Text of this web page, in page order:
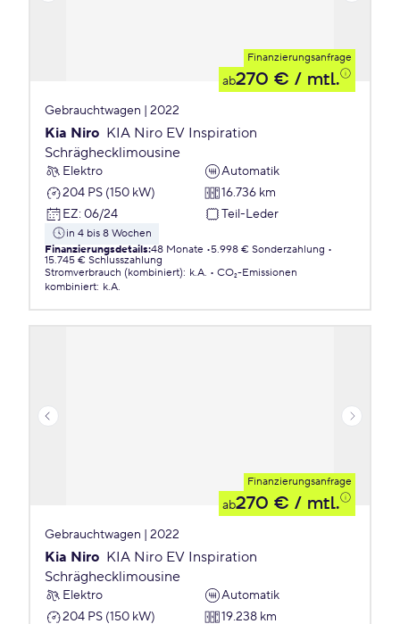
Finanzierungsanfrage
ab270 € / mtl.
Gebrauchtwagen | 2022
Kia Niro KIA Niro EV Inspiration
Schräghecklimousine
Elektro
Automatik
204 PS (150 kW)
16.736 km
EZ: 06/24 Teil-Leder
in 4 bis 8 Wochen
Finanzierungsdetails:48 Monate 5.998 € Sonderzahlung
15.745 € Schlusszahlung
Stromverbrauch (kombiniert): k.A.
CO₂-Emissionen
kombiniert: k.A.
Finanzierungsanfrage
ab270 € / mtl.
Gebrauchtwagen | 2022
Kia Niro KIA Niro EV Inspiration
Schräghecklimousine
Elektro
Automatik
204 PS (150 kW)
19.238 km